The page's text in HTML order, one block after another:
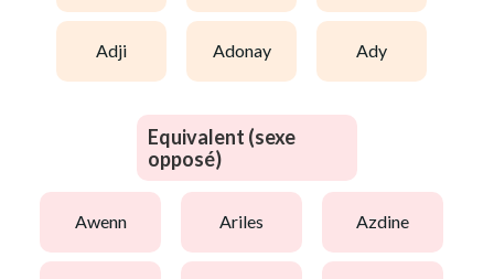
adji adonay ady
Equivalent (sexe
opposé)
awenn ariles azdine